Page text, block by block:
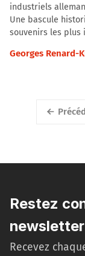
industriels
Une bascule
souvenirs les plus
Georges Renard-
Restez
newsletter
Recevez